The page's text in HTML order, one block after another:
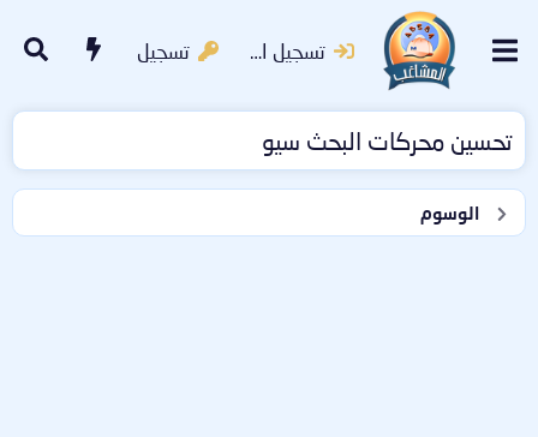
تسجيل الدخول تسجيل
تحسين محركات البحث سيو
الوسوم